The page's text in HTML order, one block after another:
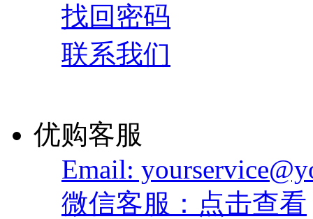
找回密码
联系我们
优购客服
Email:
微信客服：点击查看